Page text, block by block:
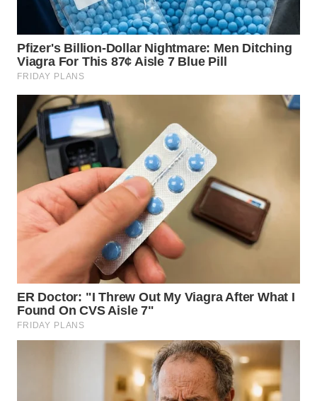
WN DELI
SERDANG
WN
TEBING
TINGGI
WN
PAKPAK
WN
KARAWANG
BEKASI
WN
BOGOR